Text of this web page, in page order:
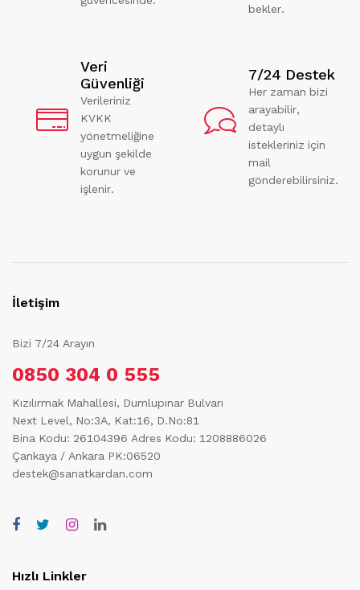
bekler.
Veri
Güvenliği
Verileriniz
KVKK
yönetmeliğine
uygun şekilde
korunur ve
işlenir.
7/24 Destek
Her zaman bizi
arayabilir,
detaylı
istekleriniz için
mail
gönderebilirsiniz.
İletişim
Bizi 7/24 Arayın
0850 304 0 555
Kızılırmak Mahallesi, Dumlupınar Bulvarı
Next Level, No:3A, Kat:16, D.No:81
Bina Kodu: 26104396 Adres Kodu: 1208886026
Çankaya / Ankara PK:06520
destek@sanatkardan.com
Hızlı Linkler